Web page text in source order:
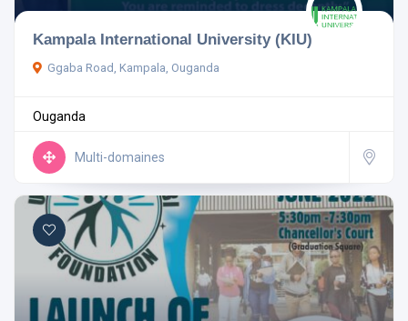
Kampala International University (KIU)
Ggaba Road, Kampala, Ouganda
Ouganda
Multi-domaines